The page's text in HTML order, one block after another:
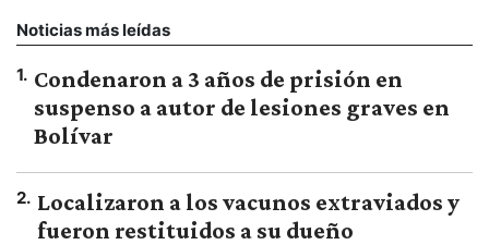
Noticias más leídas
1. Condenaron a 3 años de prisión en
suspenso a autor de lesiones graves en
Bolívar
2. Localizaron a los vacunos extraviados y
fueron restituidos a su dueño